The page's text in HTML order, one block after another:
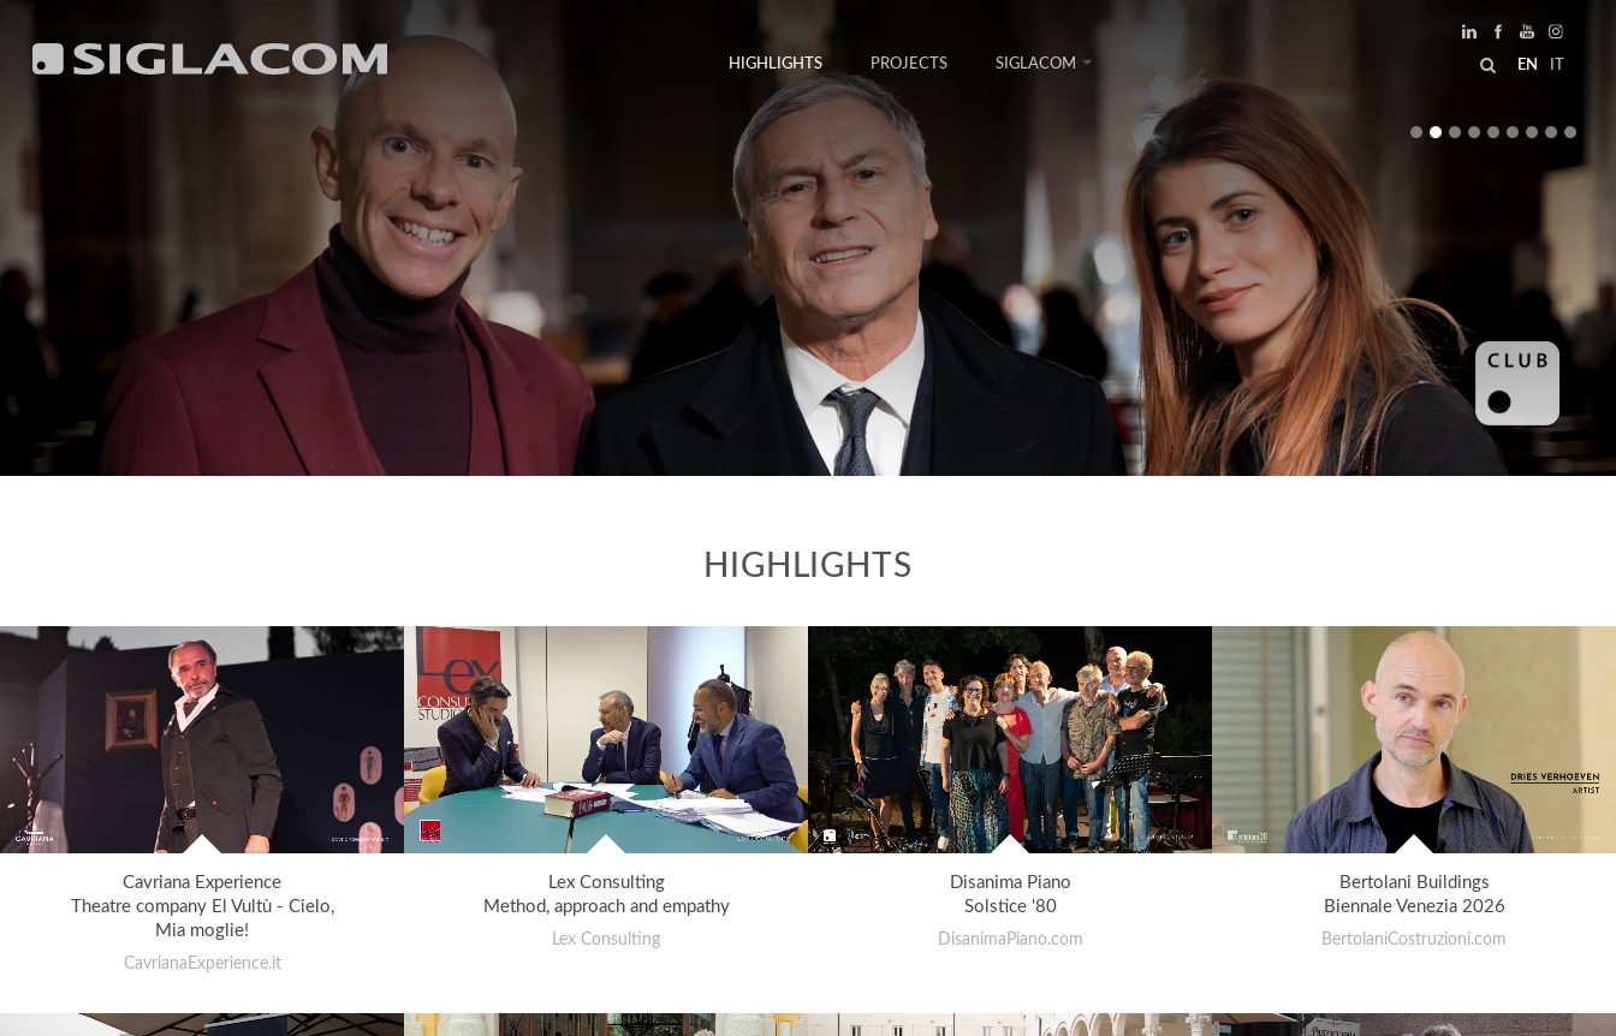
EN
HIGHLIGHTS PROJECTS SIGLACOM
HIGHLIGHTS
Cavriana Experience
Theatre company El Vultù - Cielo,
Mia moglie!
CavrianaExperience.it
Lex Consulting
Method, approach and empathy
Lex Consulting
Disanima Piano
Solstice '80
DisanimaPiano.com
Bertolani Buildings
Biennale Venezia 2026
BertolaniCostruzioni.com